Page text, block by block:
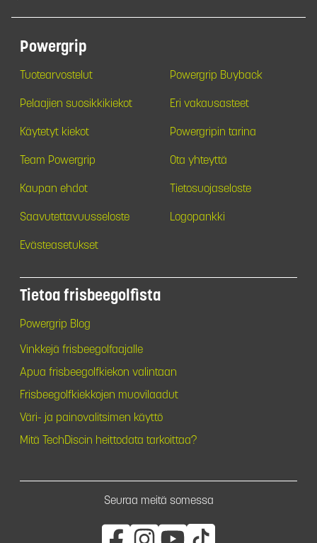
Powergrip
Tuotearvostelut Powergrip Buyback
Pelaajien suosikkikiekot Eri vakausasteet
Käytetyt kiekot Powergripin tarina
Team Powergrip Ota yhteyttä
Kaupan ehdot Tietosuojaseloste
Saavutettavuusseloste Logopankki
Evästeasetukset
Tietoa frisbeegolfista
Powergrip Blog
Vinkkejä frisbeegolfaajalle
Apua frisbeegolfkiekon valintaan
Frisbeegolfkiekkojen muovilaadut
Väri- ja painovalitsimen käyttö
Mitä TechDiscin heittodata tarkoittaa?
Seuraa meitä somessa